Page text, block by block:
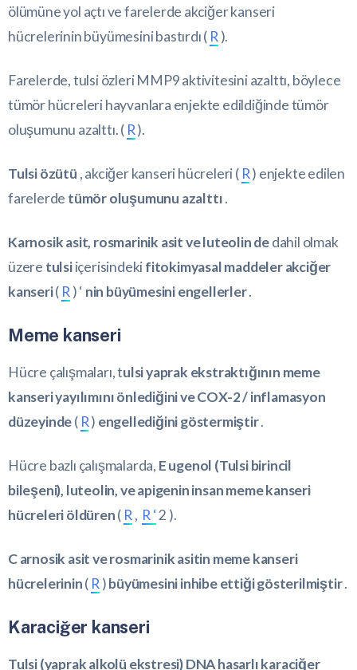
ölümüne yol açtı ve farelerde akciğer kanseri
hücrelerinin büyümesini bastırdı ( R ).
Farelerde, tulsi özleri MMP9 aktivitesini azalttı, böylece
tümör hücreleri hayvanlara enjekte edildiğinde tümör
oluşumunu azalttı. ( R).
Tulsi özütü , akciğer kanseri hücreleri ( R) enjekte edilen
farelerde tümör oluşumunu azalttı.
Karnosik asit, rosmarinik asit ve luteolin dedahil olmak
üzere tulsiiçerisindekifitokimyasal maddeler akciğer
kanseri( R ) ‘ nin büyümesini engellerler.
Meme kanseri
Hücre çalışmaları, tulsi yaprak ekstraktığının meme
kanseri yayılımını önlediğini ve COX-2 / inflamasyon
düzeyinde( R) engellediğini göstermiştir.
Hücre bazlı çalışmalarda, E ugenol (Tulsi birincil
bileşeni), luteolin, ve apigenin insan meme kanseri
hücreleri öldüren( R , R ‘2 ).
C arnosik asit ve rosmarinik asitin meme kanseri
hücrelerinin( R )büyümesini inhibe ettiği gösterilmiştir.
Karaciğer kanseri
Tulsi (yaprak alkolü ekstresi) DNA hasarlı karaciğer